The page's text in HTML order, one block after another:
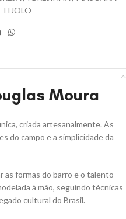
TIJOLO
Moura
criada artesanalmente. As
do campo e a simplicidade da
as formas do barro e o talento
à mão, seguindo técnicas
cultural do Brasil.